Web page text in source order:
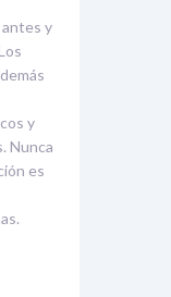
y
y
Nunca
es